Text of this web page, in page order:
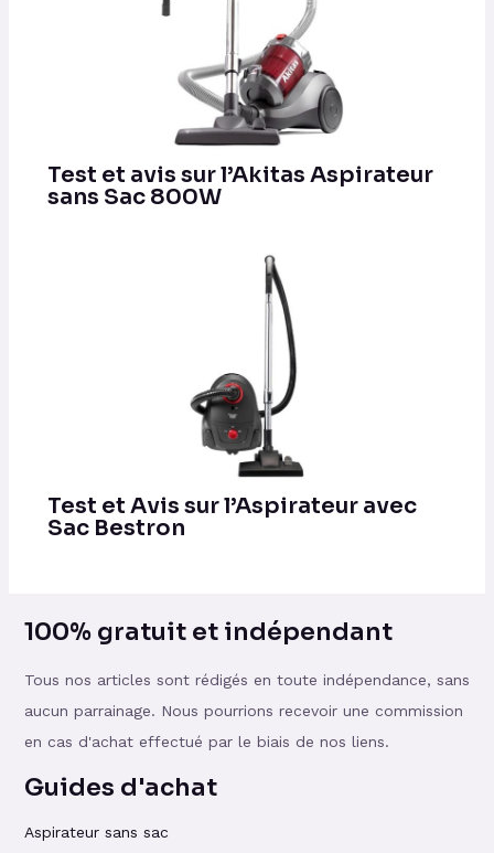
Test et avis sur l’Akitas Aspirateur
sans Sac 800W
Test et Avis sur l’Aspirateur avec
Sac Bestron
100% gratuit et indépendant
Tous nos articles sont rédigés en toute indépendance, sans
aucun parrainage. Nous pourrions recevoir une commission
en cas d'achat effectué par le biais de nos liens.
Guides d'achat
Aspirateur sans sac